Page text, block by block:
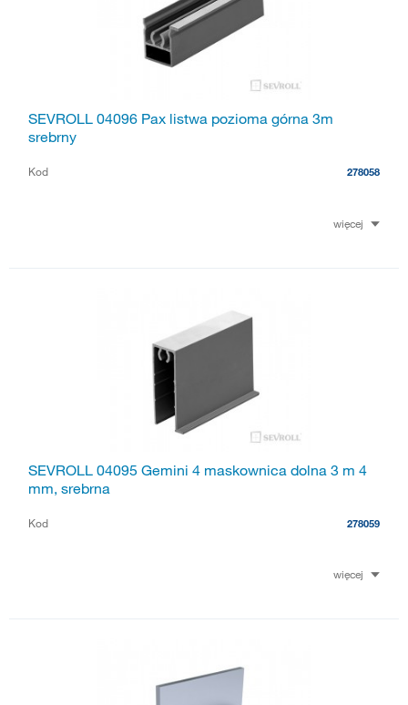
SEVROLL 04096 Pax listwa pozioma górna 3m
srebrny
Kod 278058
więcej
SEVROLL 04095 Gemini 4 maskownica dolna 3 m 4
mm, srebrna
Kod 278059
więcej